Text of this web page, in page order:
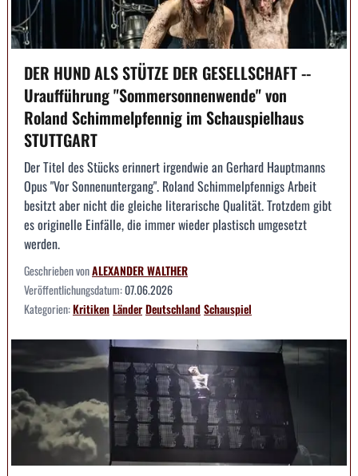
DER HUND ALS STÜTZE DER GESELLSCHAFT --
Uraufführung "Sommersonnenwende" von
Roland Schimmelpfennig im Schauspielhaus
STUTTGART
Der Titel des Stücks erinnert irgendwie an Gerhard Hauptmanns
Opus "Vor Sonnenuntergang". Roland Schimmelpfennigs Arbeit
besitzt aber nicht die gleiche literarische Qualität. Trotzdem gibt
es originelle Einfälle, die immer wieder plastisch umgesetzt
werden.
Geschrieben vonALEXANDER WALTHER
Veröffentlichungsdatum:07.06.2026
Kategorien:KritikenLänderDeutschlandSchauspiel